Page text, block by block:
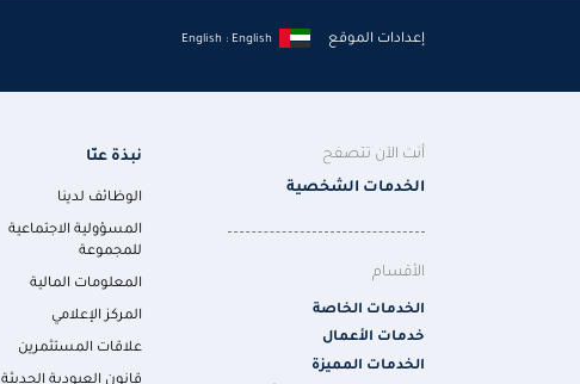
إعدادات الموقع English : English
أنت الآن تتصفح
الخدمات الشخصية
الأقسام
الخدمات الخاصة
خدمات الأعمال
الخدمات المميزة
نبذة عنّا
الوظائف لدينا
المسؤولية الاجتماعية
للمجموعة
المعلومات المالية
المركز الإعلامي
علاقات المستثمرين
قانون العبودية الحديثة